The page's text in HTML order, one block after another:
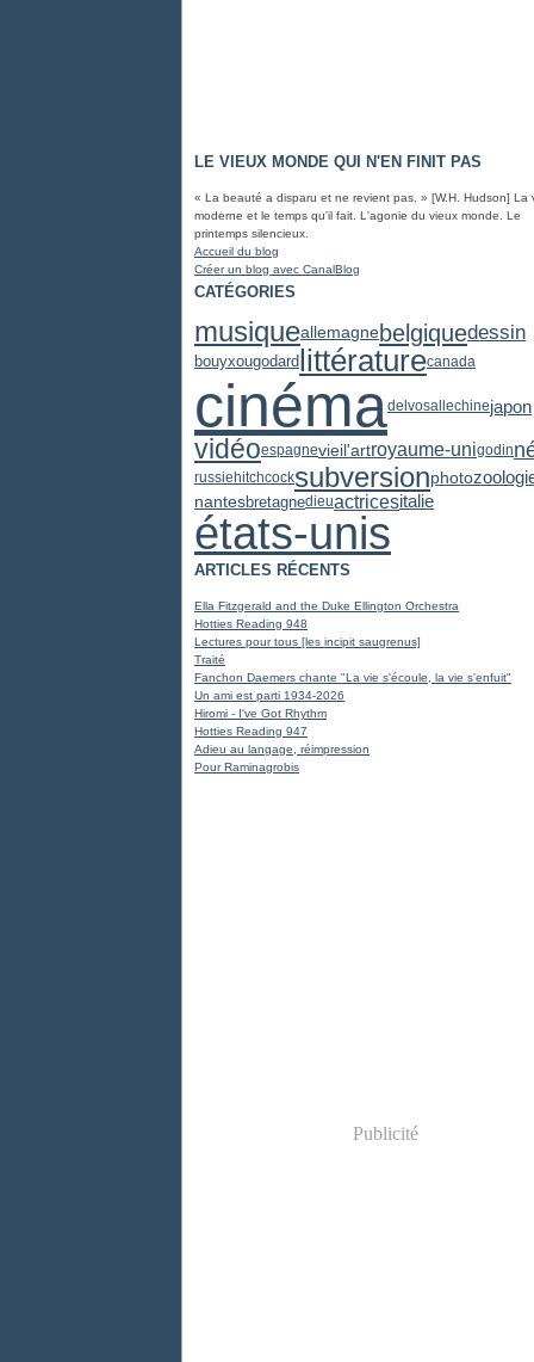
LE VIEUX MONDE QUI N'EN FINIT PAS
« La beauté a disparu et ne revient pas. » [W.H. Hudson] La
moderne et le temps qu'il fait. L'agonie du vieux monde. Le
printemps silencieux.
Accueil du blog
Créer un blog avec CanalBlog
CATÉGORIES
musiqueallemagnebelgiquedessin
bouyxougodard littératurecanada
cinémadelvosallechinejapon
vidéoespagnevieil'artroyaume-unigodin
russie hitchcocksubversionphoto
nantesbretagnedieuactricesitalie
états-unis
ARTICLES RÉCENTS
Ella Fitzgerald and the Duke Ellington Orchestra
Hotties Reading 948
Lectures pour tous [les incipit saugrenus]
Traité
Fanchon Daemers chante "La vie s'écoule, la vie s'enfuit"
Un ami est parti 1934-2026
Hiromi - I've Got Rhythm
Hotties Reading 947
Adieu au langage, réimpression
Pour Raminagrobis
Publicité